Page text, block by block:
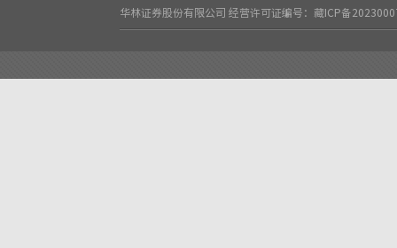
华林证券股份有限公司 经营许可证编号：藏ICP备